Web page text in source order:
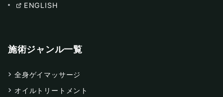
ENGLISH
施術ジャンル一覧
全身ゲイマッサージ
オイルトリートメント